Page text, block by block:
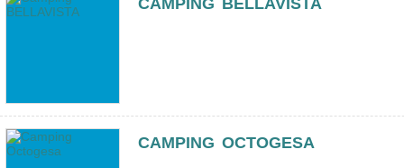
CAMPING BELLAVISTA
CAMPING OCTOGESA